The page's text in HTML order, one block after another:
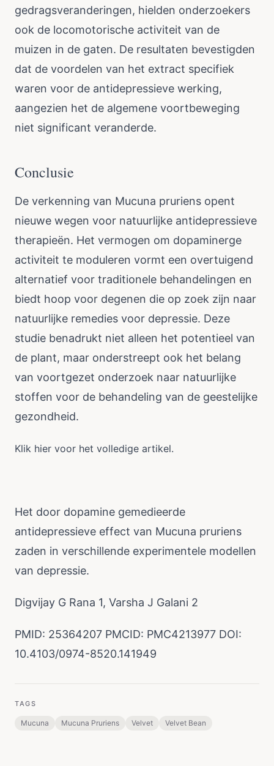
gedragsveranderingen, hielden onderzoekers
ook de locomotorische activiteit van de
muizen in de gaten. De resultaten bevestigden
dat de voordelen van het extract specifiek
waren voor de antidepressieve werking,
aangezien het de algemene voortbeweging
niet significant veranderde.
Conclusie
De verkenning van Mucuna pruriens opent
nieuwe wegen voor natuurlijke antidepressieve
therapieën. Het vermogen om dopaminerge
activiteit te moduleren vormt een overtuigend
alternatief voor traditionele behandelingen en
biedt hoop voor degenen die op zoek zijn naar
natuurlijke remedies voor depressie. Deze
studie benadrukt niet alleen het potentieel van
de plant, maar onderstreept ook het belang
van voortgezet onderzoek naar natuurlijke
stoffen voor de behandeling van de geestelijke
gezondheid.
Klik hier voor het volledige artikel.
Het door dopamine gemedieerde
antidepressieve effect van Mucuna pruriens
zaden in verschillende experimentele modellen
van depressie.
Digvijay G Rana 1, Varsha J Galani 2
PMID: 25364207 PMCID: PMC4213977 DOI:
10.4103/0974-8520.141949
TAGS
Mucuna Mucuna Pruriens Velvet Velvet Bean